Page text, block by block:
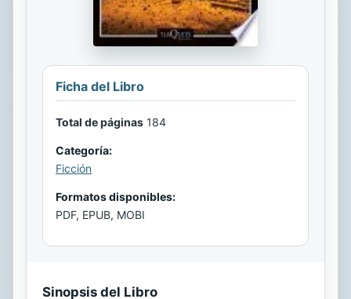
Ficha del Libro
Total de páginas 184
Categoría:
Ficción
Formatos disponibles:
PDF, EPUB, MOBI
Sinopsis del Libro